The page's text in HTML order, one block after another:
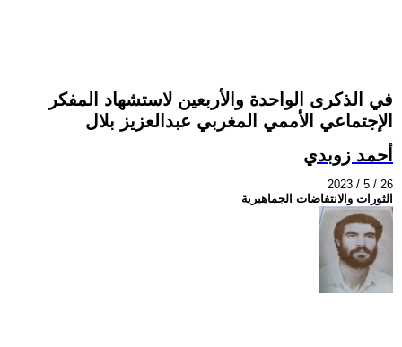
في الذكرى الواحدة والأربعين لاستشهاد المفكر
الإجتماعي الأممي المغربي عبدالعزيز بلال
أحمد زوبدي
2023 / 5 / 26
الثورات والانتفاضات الجماهيرية